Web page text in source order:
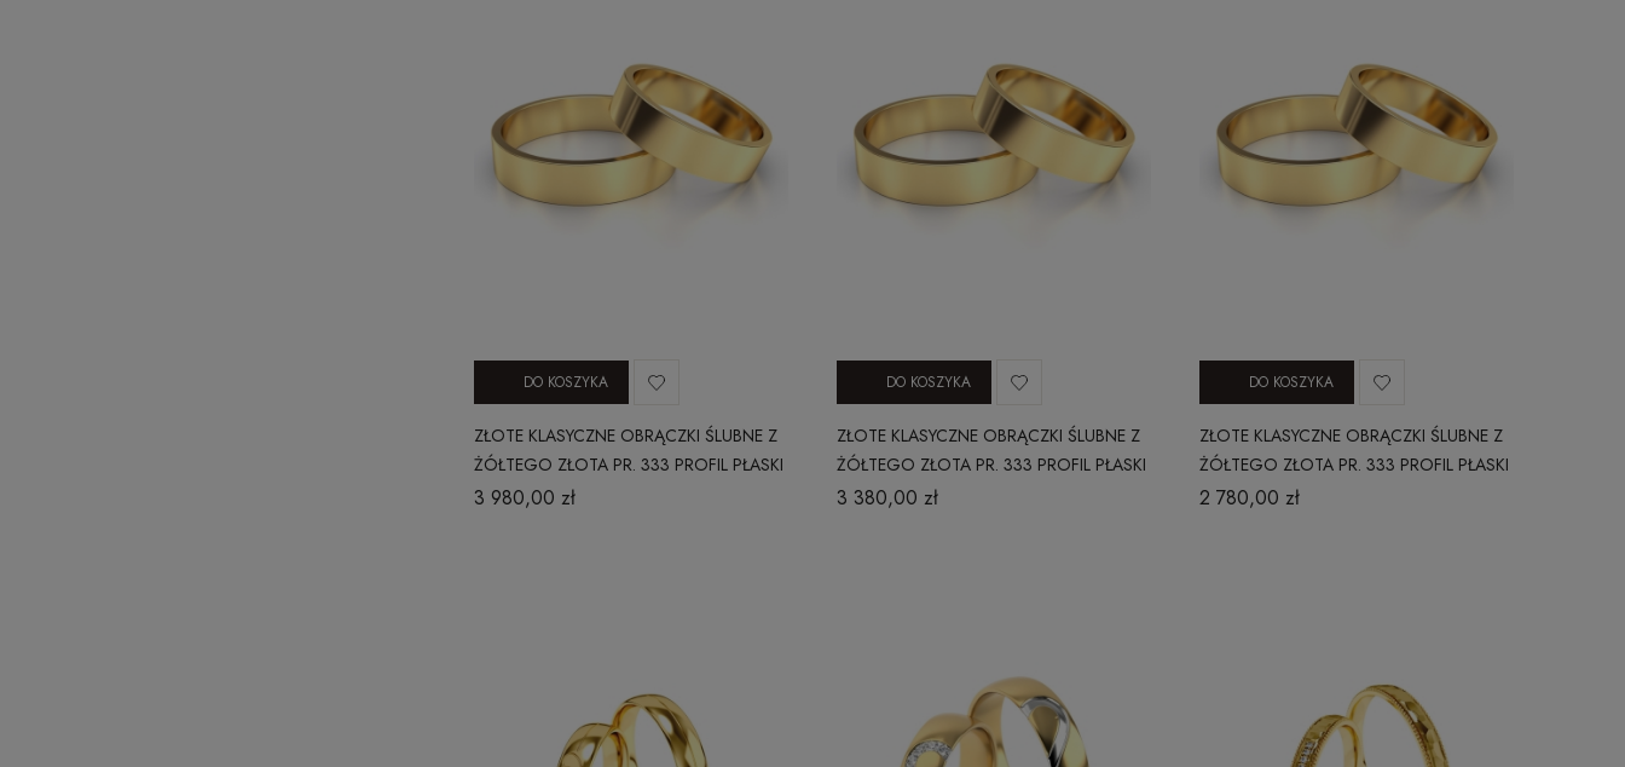
ZŁOTE KLASYCZNE OBRĄCZKI ŚLUBNE Z
ŻÓŁTEGO ZŁOTA PR. 333 PROFIL PŁASKI
5 MM
3 980,00 zł
DO KOSZYKA
ZŁOTE KLASYCZNE OBRĄCZKI ŚLUBNE Z
ŻÓŁTEGO ZŁOTA PR. 333 PROFIL PŁASKI
4 MM
3 380,00 zł
DO KOSZYKA
ZŁOTE KLASYCZNE OBRĄCZKI ŚLUBNE Z
ŻÓŁTEGO ZŁOTA PR. 333 PROFIL PŁASKI
3 MM
2 780,00 zł
DO KOSZYKA